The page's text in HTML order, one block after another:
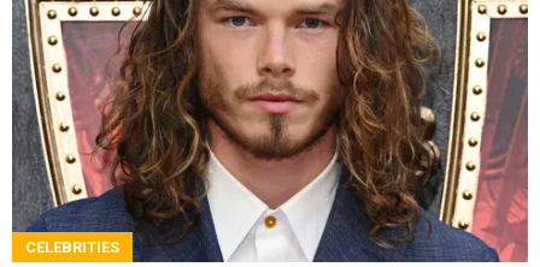
CELEBRITIES